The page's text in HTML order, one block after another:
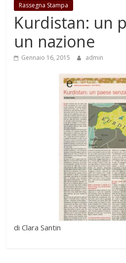
Rassegna Stampa
Kurdistan: un
un nazione
Gennaio 16, 2015 admin
di Clara Santin